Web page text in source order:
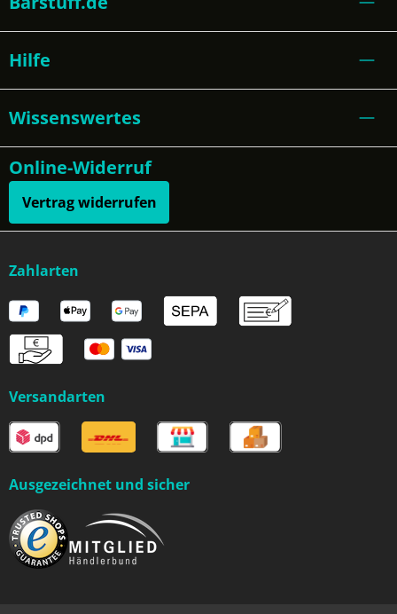
Hilfe
Wissenswertes
Online-Widerruf
Vertrag widerrufen
Zahlarten
Versandarten
Ausgezeichnet und sicher